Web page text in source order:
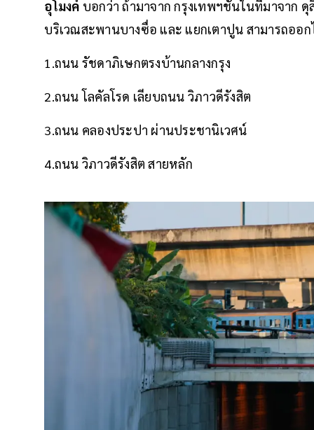
อุโมงค์ บอกว่า ถ้ามาจาก กรุงเทพฯชั้นในที่มาจาก
บริเวณสะพานบางซื่อ และ แยกเตาปูน สามารถออก
1.ถนน รัชดาภิเษกตรงบ้านกลางกรุง
2.ถนน โลคัลโรด เลียบถนน วิภาวดีรังสิต
3.ถนน คลองประปา ผ่านประชานิเวศน์
4.ถนน วิภาวดีรังสิต สายหลัก